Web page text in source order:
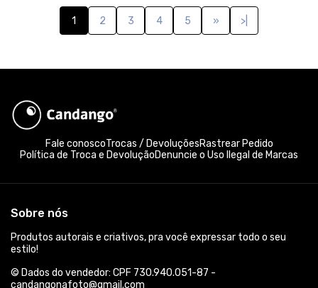
1 2 3 4 5 » >|
Fale conoscoTrocas / DevoluçõesRastrear Pedido
Política de Troca e DevoluçãoDenuncie o Uso Ilegal de Marcas
Sobre nós
Produtos autorais e criativos, pra você expressar todo o seu
estilo!
© Dados do vendedor: CPF 730.940.051-87 -
candangonafoto@gmail.com